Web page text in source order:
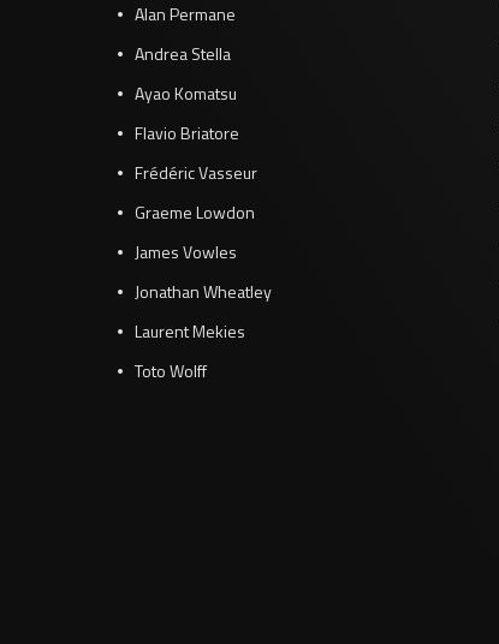
Alan Permane
Andrea Stella
Ayao Komatsu
Flavio Briatore
Frédéric Vasseur
Graeme Lowdon
James Vowles
Jonathan Wheatley
Laurent Mekies
Toto Wolff